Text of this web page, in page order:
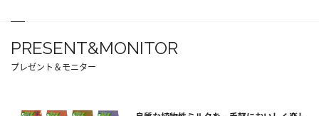
PRESENT&MONITOR
プレゼント＆モニター